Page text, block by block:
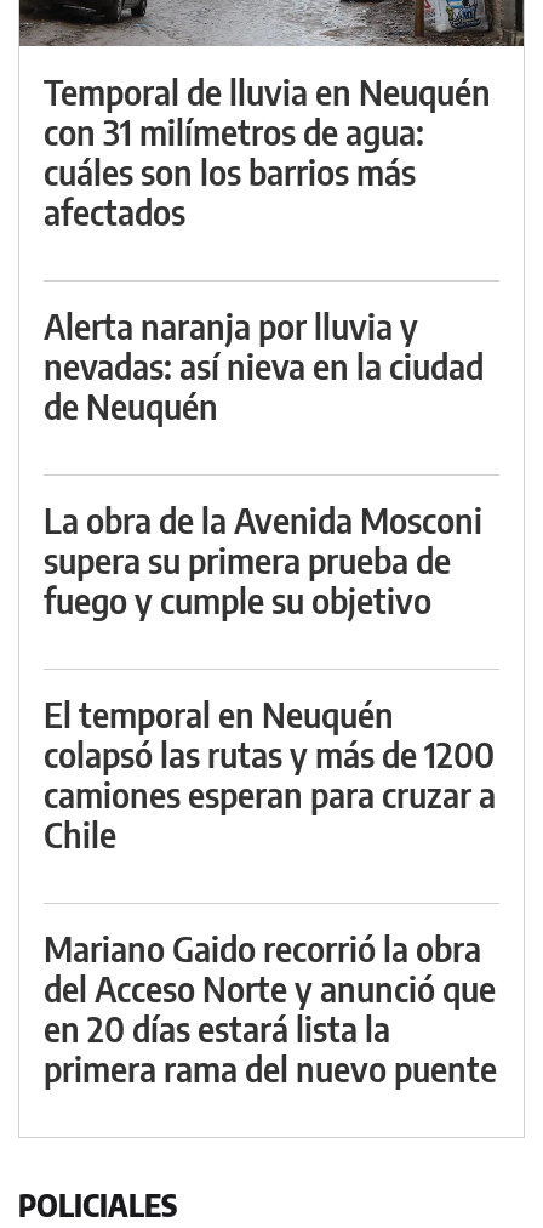
Temporal de lluvia en Neuquén
con 31 milímetros de agua:
cuáles son los barrios más
afectados
Alerta naranja por lluvia y
nevadas: así nieva en la ciudad
de Neuquén
La obra de la Avenida Mosconi
supera su primera prueba de
fuego y cumple su objetivo
El temporal en Neuquén
colapsó las rutas y más de 1200
camiones esperan para cruzar a
Chile
Mariano Gaido recorrió la obra
del Acceso Norte y anunció que
en 20 días estará lista la
primera rama del nuevo puente
POLICIALES